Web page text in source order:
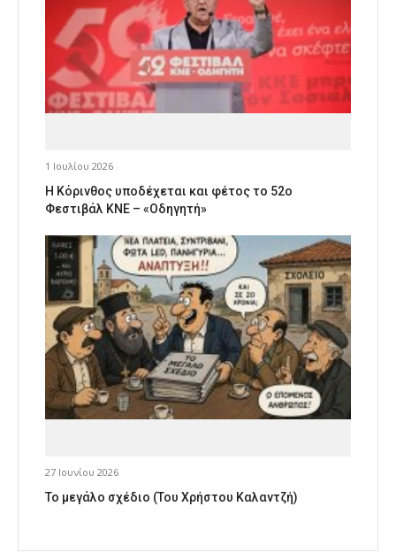
1 Ιουλίου 2026
Η Κόρινθος υποδέχεται και φέτος το 52ο
Φεστιβάλ ΚΝΕ – «Οδηγητή»
27 Ιουνίου 2026
Το μεγάλο σχέδιο (Του Χρήστου Καλαντζή)